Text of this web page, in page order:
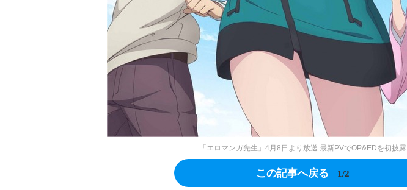
「エロマンガ先生」4月8日より放送 最新PVでOP&EDを初披露
この記事へ戻る 1/2